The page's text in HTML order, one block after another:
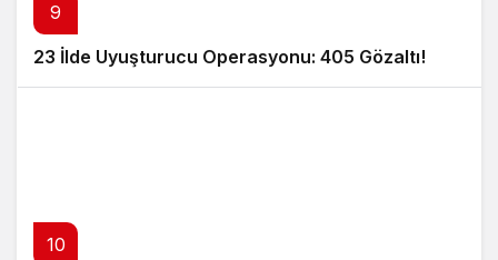
9
23 İlde Uyuşturucu Operasyonu: 405 Gözaltı!
10